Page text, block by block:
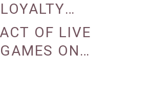
OF LIVE
ON